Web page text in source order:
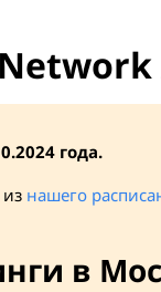
года.
нашего
в